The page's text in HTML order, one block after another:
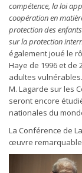
compétence, la loi
coopération en
protection des enfants
sur la protection
également joué le
Haye de 1996 et de
adultes
M. Lagarde sur les
seront encore
nationales du
La Conférence de
œuvre